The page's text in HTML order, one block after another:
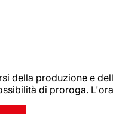
della produzione e
di proroga.